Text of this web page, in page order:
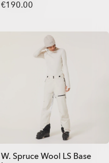
€190.00
W. Spruce Wool LS Base